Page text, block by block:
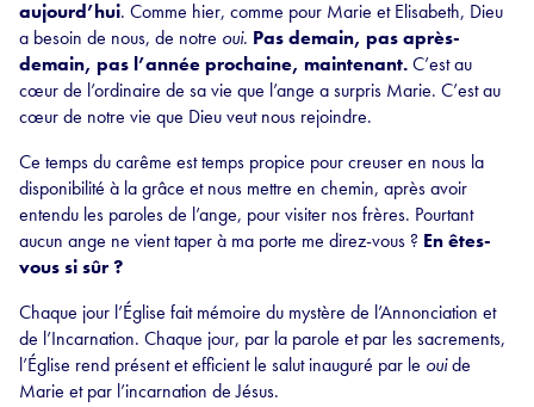
aujourd’hui. Comme hier, comme pour Marie et Elisabeth, Dieu
a besoin de nous, de notre oui. Pas demain, pas après-
demain, pas l’année prochaine, maintenant.C’est au
cœur de l’ordinaire de sa vie que l’ange a surpris Marie. C’est au
cœur de notre vie que Dieu veut nous rejoindre.
Ce temps du carême est temps propice pour creuser en nous la
disponibilité à la grâce et nous mettre en chemin, après avoir
entendu les paroles de l’ange, pour visiter nos frères. Pourtant
aucun ange ne vient taper à ma porte me direz-vous ? En êtes-
vous si sûr ?
Chaque jour l’Église fait mémoire du mystère de l’Annonciation et
de l’Incarnation. Chaque jour, par la parole et par les sacrements,
l’Église rend présent et efficient le salut inauguré par le ouide
Marie et par l’incarnation de Jésus.